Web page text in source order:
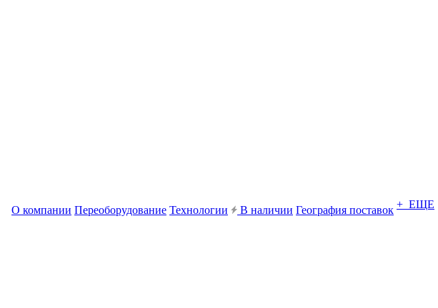
О компании Переоборудование Технологии В наличии География поставок + ЕЩЕ